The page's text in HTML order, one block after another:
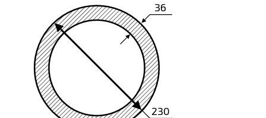
230
36